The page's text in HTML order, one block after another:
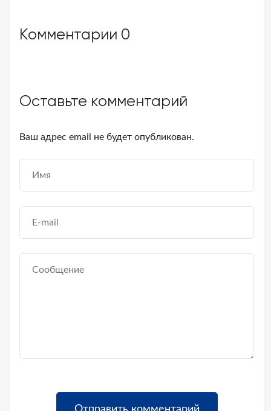
Комментарии 0
Оставьте комментарий
Ваш адрес email не будет опубликован.